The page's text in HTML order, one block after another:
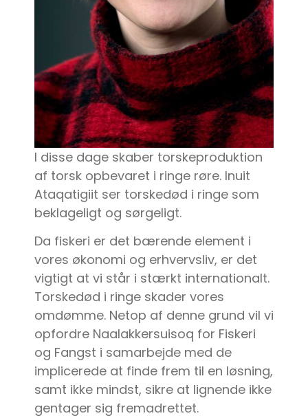
I disse dage skaber torskeproduktion
af torsk opbevaret i ringe røre. Inuit
Ataqatigiit ser torskedød i ringe som
beklageligt og sørgeligt.
Da fiskeri er det bærende element i
vores økonomi og erhvervsliv, er det
vigtigt at vi står i stærkt internationalt.
Torskedød i ringe skader vores
omdømme. Netop af denne grund vil vi
opfordre Naalakkersuisoq for Fiskeri
og Fangst i samarbejde med de
implicerede at finde frem til en løsning,
samt ikke mindst, sikre at lignende ikke
gentager sig fremadrettet.